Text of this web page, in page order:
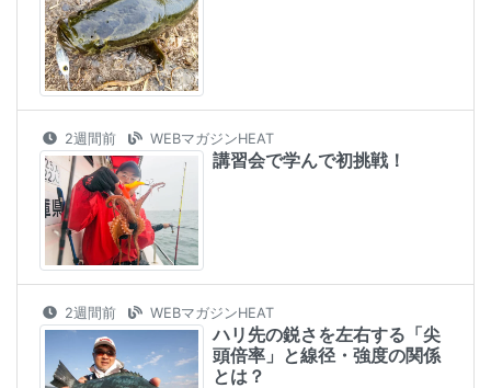
2週間前 WEBマガジンHEAT
講習会で学んで初挑戦！
2週間前 WEBマガジンHEAT
ハリ先の鋭さを左右する「尖
頭倍率」と線径・強度の関係
とは？